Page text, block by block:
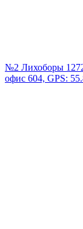
№2 Лихоборы
офис 604, GPS: